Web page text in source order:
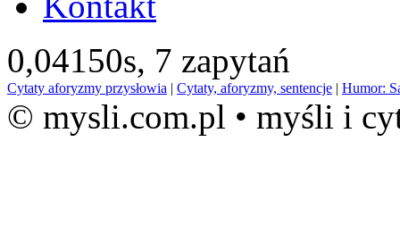
0,04150s, 7 zapytań
Cytaty aforyzmy przysłowia | Cytaty, aforyzmy, sentencje | Humor:
© mysli.com.pl • myśli i